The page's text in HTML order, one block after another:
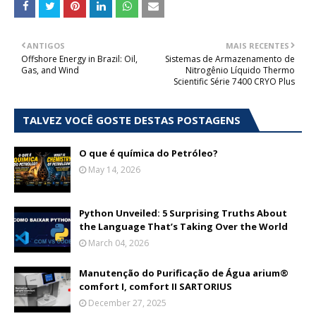
MAIS RECENTES
Sistemas de Armazenamento de
Nitrogênio Líquido Thermo
Scientific Série 7400 CRYO Plus
ANTIGOS
Offshore Energy in Brazil: Oil,
Gas, and Wind
TALVEZ VOCÊ GOSTE DESTAS POSTAGENS
O que é química do Petróleo?
May 14, 2026
Python Unveiled: 5 Surprising Truths About
the Language That’s Taking Over the World
March 04, 2026
Manutenção do Purificação de Água arium®
comfort I, comfort II SARTORIUS
December 27, 2025